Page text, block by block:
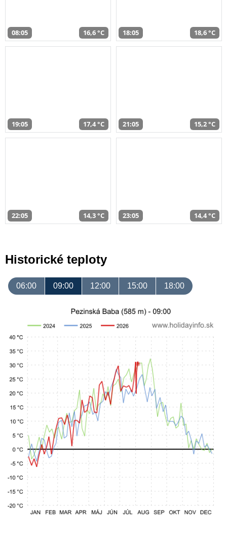
08:05 16,6 °C 18:05 18,6 °C
19:05 17,4 °C 21:05 15,2 °C
22:05 14,3 °C 23:05 14,4 °C
Historické teploty
06:00 09:00 12:00 15:00 18:00